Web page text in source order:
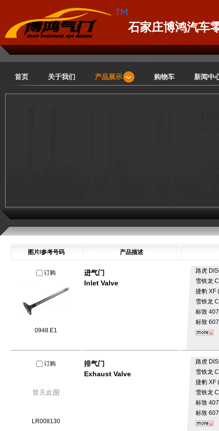
石家庄博鸿汽车
首页 关于我们 产品展示 购物车 新闻中
图片/参考号码 产品描述
订购
0948.E1
进气门
Inlet Valve
路虎
雪铁龙
捷豹 XF
雪铁龙
标致
标致
订购
LR008130
排气门
Exhaust Valve
路虎
雪铁龙
捷豹 XF
雪铁龙
标致
标致